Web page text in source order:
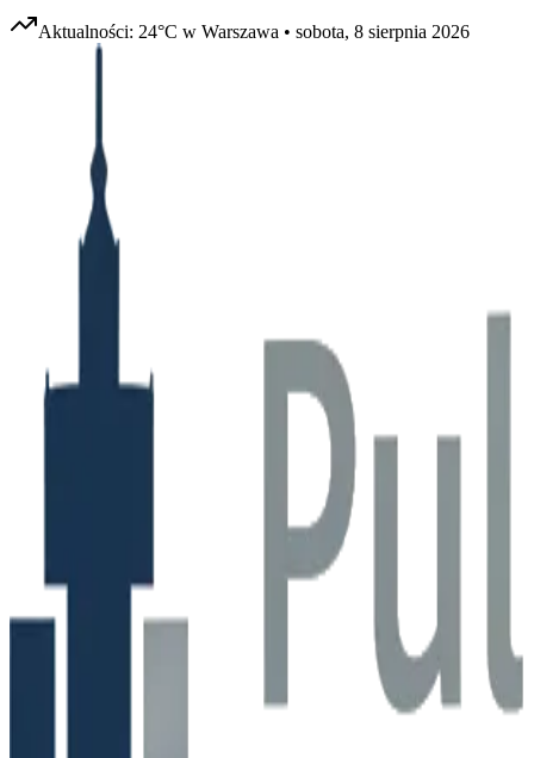
Aktualności: 24°C w Warszawa • sobota, 8 sierpnia 2026